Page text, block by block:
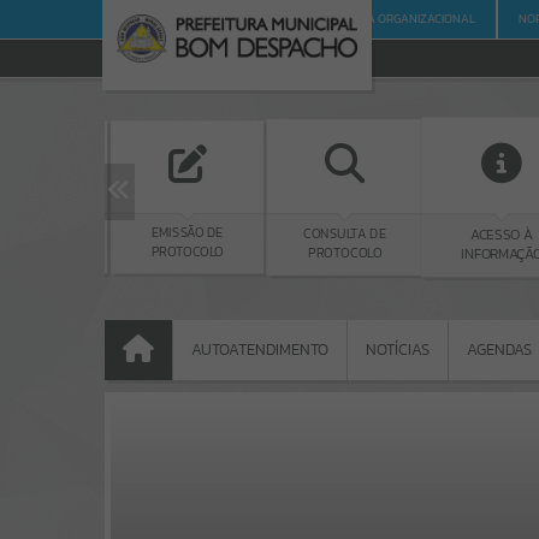
PÁGINA INICIAL ESTRUTURA ORGANIZACIONAL
CONSULTA DE
PROTOCOLO
ACESSO À
INFORMAÇÃO
AUTOATENDIMENTO NOTÍCIAS AGENDAS